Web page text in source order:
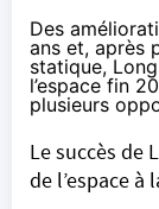
Des
ans et, après
statique,
l’espace fin
plusieurs
Le succès de
de l’espace à